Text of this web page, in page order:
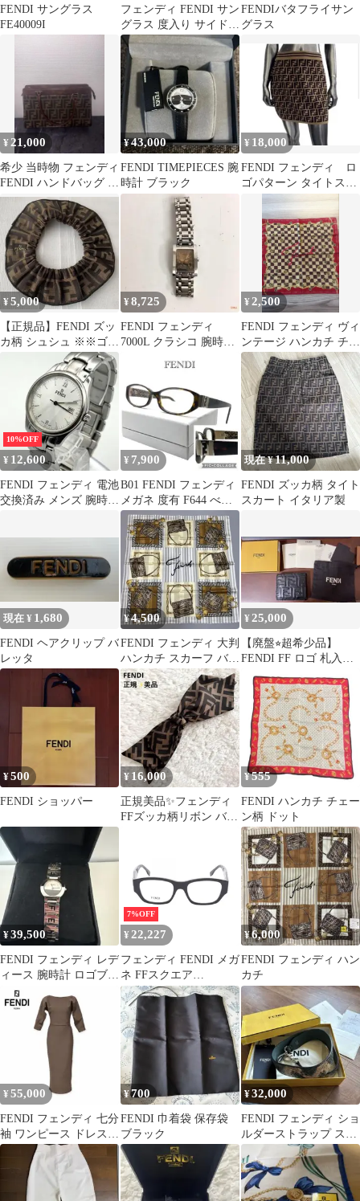
FENDI サングラス
FE40009I
フェンディ FENDI サン
グラス 度入り サイドロ
ゴ
FENDIバタフライサン
グラス
¥21,000
希少 当時物 フェンディ
FENDI ハンドバッグ ビ
ニールコーティング 中
¥43,000
FENDI TIMEPIECES 腕
時計 ブラック
¥ 18,000
FENDI フェンディ ロ
ゴパターン タイトスカ
ート ミニスカート
¥5,000
【正規品】FENDI ズッ
カ柄 シュシュ ※※ゴム
¥8,725
FENDI フェンディ
7000L クラシコ 腕時計
¥ 2,500
FENDI フェンディ ヴィ
ンテージ ハンカチ チェ
ック柄 ロゴ
10%OFF
¥ 12,600
FENDI フェンディ 電池
交換済み メンズ 腕時計
¥ 7,900
B01 FENDI フェンディ
メガネ 度有 F644 べっ
甲柄
現在 ¥11,000
FENDI ズッカ柄 タイト
スカート イタリア製
現在 ¥ 1,680
FENDI ヘアクリップ バ
レッタ
¥4,500
FENDI フェンディ 大判
ハンカチ スカーフ バッ
グ柄
¥ 25,000
【廃盤⭐︎超希少品】
FENDI FF ロゴ 札入れ
ブラック 財布
¥500
FENDI ショッパー
¥ 16,000
正規美品✨フェンディ
FFズッカ柄リボン バレ
¥555
FENDI ハンカチ チェー
ン柄 ドット
¥39,500
FENDI フェンディ レデ
ィース 腕時計 ロゴブレ
スウォッチ シルバー
7%OFF
¥ 22,227
フェンディ FENDI メガ
ネ FFスクエア
50123I00153 その他 伊
達メガネ レディース 新
品
¥6,000
FENDI フェンディ ハン
カチ
¥ 55,000
FENDI フェンディ 七分
袖 ワンピース ドレス
ブラウン 背中開き
¥700
FENDI 巾着袋 保存袋
ブラック
¥32,000
FENDI フェンディ ショ
ルダーストラップ スト
ラップユー 8AV077